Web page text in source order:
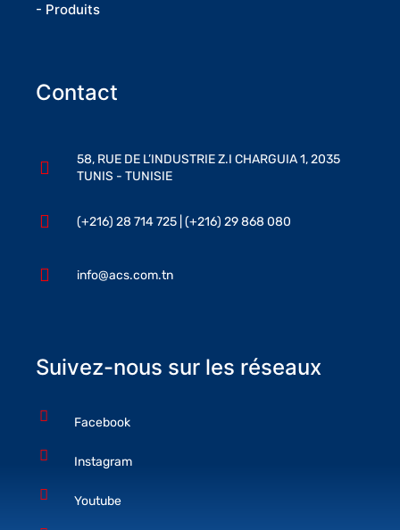
- Produits
Contact
58, RUE DE L’INDUSTRIE Z.I CHARGUIA 1, 2035
TUNIS - TUNISIE
(+216) 28 714 725 | (+216) 29 868 080
info@acs.com.tn
Suivez-nous sur les réseaux
Facebook
Instagram
Youtube